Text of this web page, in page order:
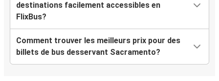
destinations facilement accessibles en
FlixBus?
Comment trouver les meilleurs prix pour des
billets de bus desservant Sacramento?